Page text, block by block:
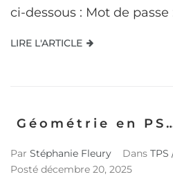
ci-dessous : Mot de passe
LIRE L'ARTICLE
Géométrie en
Par Stéphanie Fleury Dans TPS
Posté décembre 20, 2025